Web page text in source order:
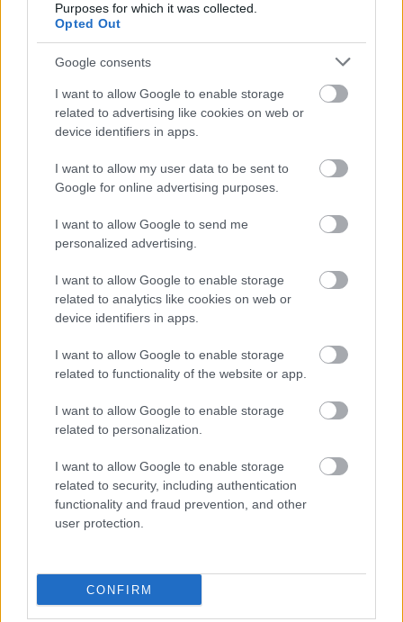
Purposes for which it was collected.
Opted Out
Google consents
I want to allow Google to enable storage
related to advertising like cookies on web or
device identifiers in apps.
I want to allow my user data to be sent to
Google for online advertising purposes.
I want to allow Google to send me
personalized advertising.
I want to allow Google to enable storage
related to analytics like cookies on web or
device identifiers in apps.
I want to allow Google to enable storage
related to functionality of the website or app.
I want to allow Google to enable storage
related to personalization.
I want to allow Google to enable storage
related to security, including authentication
functionality and fraud prevention, and other
user protection.
CONFIRM
Floarea soarelui
Daca nunta ta este vara, in
plin sezon, atunci cate o
floarea soarelui in pieptul
invitatilor este in ton cu
intregul eveniment.
Pret: 1.26 lei
Dimensiune: 3.5 cm
www.e-accesorii.ro
Flori multicolore
nunta ta sa pui in
pieptul invitatilor un
multicolore.
Dimensiune: 8 cm
www.nunta-de-